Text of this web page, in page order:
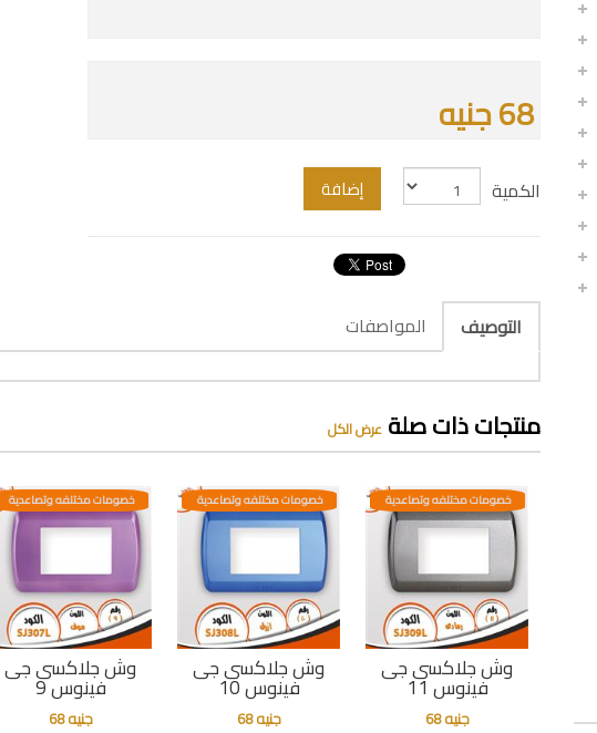
68 جنيه
الكمية إضافة
التوصيف المواصفات
منتجات ذات صلةعرض الكل
وش جلاكسى جى
فينوس 9
خصومات مختلفه وتصاعدية
جنيه 68
وش جلاكسى جى
فينوس 10
خصومات مختلفه وتصاعدية
جنيه 68
وش جلاكسى جى
فينوس 11
خصومات مختلفه وتصاعدية
جنيه 68